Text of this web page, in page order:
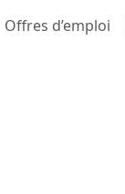
Offres d’emploi